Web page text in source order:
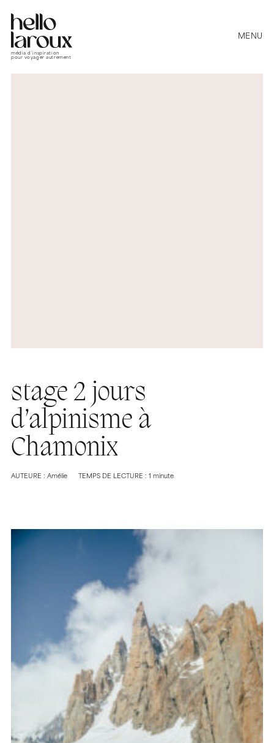
média d’inspiration
pour voyager autrement
MENU
stage 2 jours
d’alpinisme à
Chamonix
AUTEURE : Amélie TEMPS DE LECTURE : 1 minute